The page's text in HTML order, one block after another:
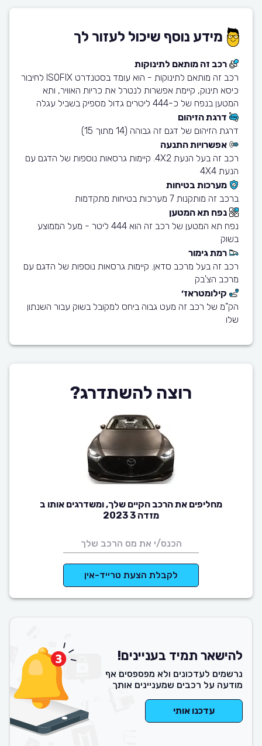
מידע נוסף שיכול לעזור לך
רכב זה מותאם לתינוקות
רכב זה מותאם לתינוקות - הוא עומד בסטנדרט ISOFIX לחיבור
כיסא תינוק, קיימת אפשרות לנטרל את כריות האוויר, ותא
המטען בנפח של כ-444 ליטרים גדול מספיק בשביל עגלה
דרגת הזיהום
דרגת הזיהום של דגם זה גבוהה (14 מתוך 15)
אפשרויות התנעה
רכב זה בעל הנעת 4X2. קיימות גרסאות נוספות של הדגם עם
הנעת 4X4
מערכות בטיחות
ברכב זה מותקנות 7 מערכות בטיחות מתקדמות
נפח תא המטען
נפח תא המטען של רכב זה הוא 444 ליטר - מעל הממוצע
בשוק
רמת גימור
רכב זה בעל מרכב סדאן. קיימות גרסאות נוספות של הדגם עם
מרכב הצ'בק
קילומטראז׳
הק"מ של רכב זה מעט גבוה ביחס למקובל בשוק עבור השנתון
שלו
רוצה להשתדרג?
מחליפים את הרכב הקיים שלך, ומשדרגים אותו ב
מזדה 3 2023
לקבלת הצעת טרייד-אין
להישאר תמיד בעניינים!
נרשמים לעדכונים ולא מפספסים אף
מודעה על רכבים שמעניינים אותך
עדכנו אותי